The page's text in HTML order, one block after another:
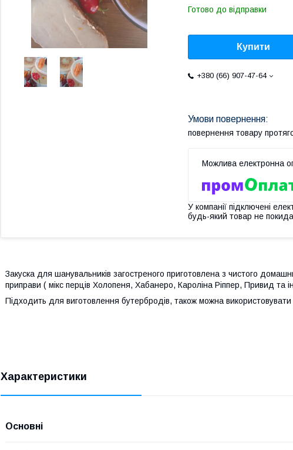
Готово до відправки
Купити
+380 (66) 907-47-64
повернення товару
У компанії підключені
будь-який товар не
Закуска для шанувальників загостреного приготовлена з чистого
приправи ( мікс перців Холопеня, Хабанеро, Кароліна Ріппер, Привид та
Підходить для виготовлення бутербродів, також можна
Характеристики
Основні